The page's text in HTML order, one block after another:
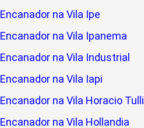
Encanador na Vila Ipe
Encanador na Vila Ipanema
Encanador na Vila Industrial
Encanador na Vila Iapi
Encanador na Vila Horacio Tulli
Encanador na Vila Hollandia